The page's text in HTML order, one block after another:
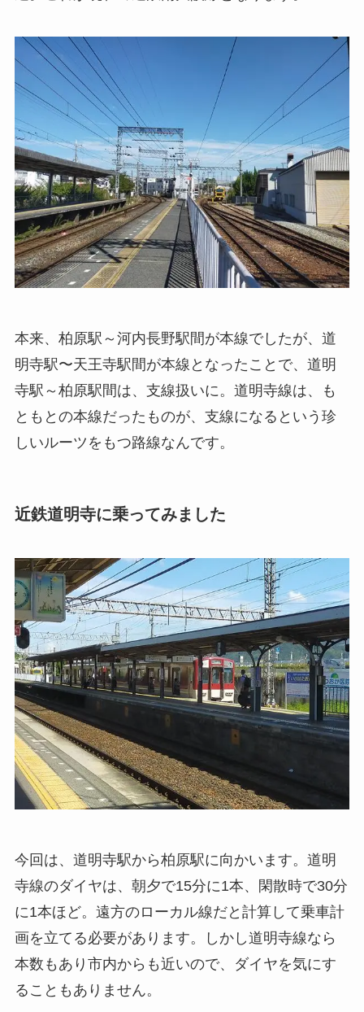
本来、柏原駅～河内長野駅間が本線でしたが、道
明寺駅〜天王寺駅間が本線となったことで、道明
寺駅～柏原駅間は、支線扱いに。道明寺線は、も
ともとの本線だったものが、支線になるという珍
しいルーツをもつ路線なんです。
近鉄道明寺に乗ってみました
今回は、道明寺駅から柏原駅に向かいます。道明
寺線のダイヤは、朝夕で15分に1本、閑散時で30分
に1本ほど。遠方のローカル線だと計算して乗車計
画を立てる必要があります。しかし道明寺線なら
本数もあり市内からも近いので、ダイヤを気にす
ることもありません。